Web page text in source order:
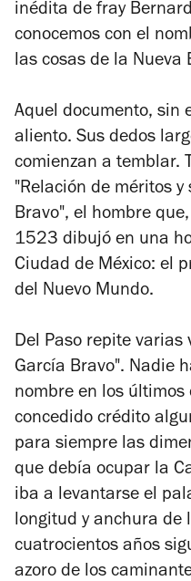
inédita de fray
conocemos con el
las cosas de la Nueva
Aquel documento, sin
aliento. Sus dedos
comienzan a temblar.
"Relación de méritos
Bravo", el hombre
1523 dibujó en una
Ciudad de México: el
del Nuevo Mundo.
Del Paso repite varias
García Bravo". Nadie
nombre en los últimos
concedido crédito
para siempre las
que debía ocupar la
iba a levantarse el
longitud y anchura de
cuatrocientos años
azoro de los